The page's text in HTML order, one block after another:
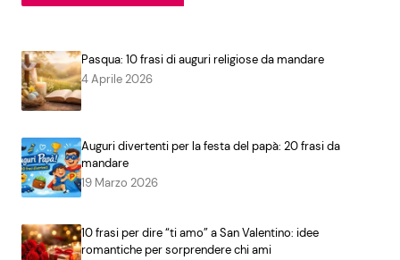
Pasqua: 10 frasi di auguri religiose da mandare
4 Aprile 2026
Auguri divertenti per la festa del papà: 20 frasi da
mandare
19 Marzo 2026
10 frasi per dire “ti amo” a San Valentino: idee
romantiche per sorprendere chi ami